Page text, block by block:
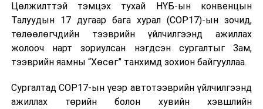
Цөлжилттэй тэмцэх тухай НҮБ-ын конвенцын
Талуудын 17 дугаар бага хурал (COP17)-ын зочид,
төлөөлөгчдийн тээврийн үйлчилгээнд ажиллах
жолооч нарт зориулсан нэгдсэн сургалтыг Зам,
тээврийн яамны “Хөсөг” танхимд зохион байгууллаа.
Сургалтад COP17-ын үеэр автотээврийн үйлчилгээнд
ажиллах төрийн болон хувийн хэвшлийн